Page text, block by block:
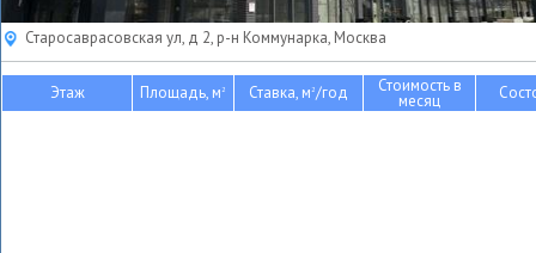
Старосаврасовская ул, д 2, р-н Коммунарка, Москва
Этаж Площадь, м2 Ставка, м2/год Стоимость в
месяц